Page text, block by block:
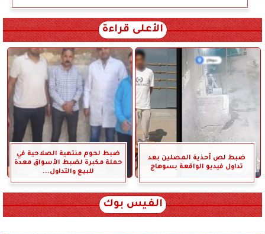
الأعلى قراءة
ضبط لص أحذية المصلين بعد
تداول فيديو الواقعة بسوهاج
ضبط لحوم منتهية الصلاحية في
حملة مكبرة لضبط الأسواق معدة
للبيع والتداول...
الفيس بوك